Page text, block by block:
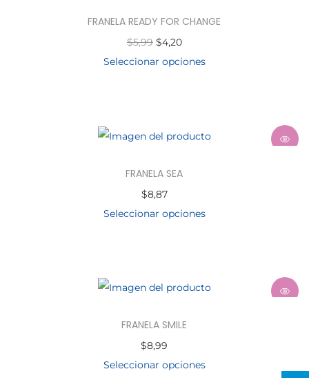
FRANELA READY FOR CHANGE
$5,99 $4,20
Seleccionar opciones
FRANELA SEA
$8,87
Seleccionar opciones
FRANELA SMILE
$8,99
Seleccionar opciones